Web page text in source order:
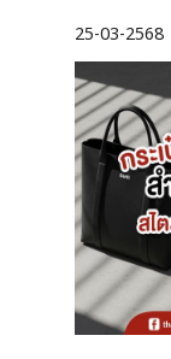
25-03-2568